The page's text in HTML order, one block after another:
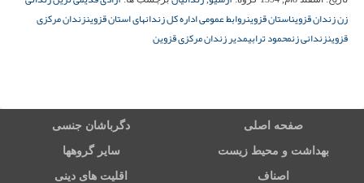
زن زندان قزویناستان قزوینروابط عمومی اداره كل زندانهای استان قزوینزندان مرکزی
قزوینزندانی زنمحمود ترابیمدیر زندان مرکزی قزوین
صفحه اصلی دگرباشان جنسی
بهداشت و محیط زیست سایر گروهها
اصناف اقلیت های دینی